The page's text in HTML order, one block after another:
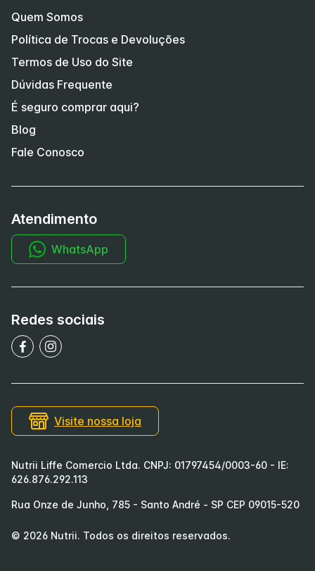
Quem Somos
Política de Trocas e Devoluções
Termos de Uso do Site
Dúvidas Frequente
É seguro comprar aqui?
Blog
Fale Conosco
Atendimento
WhatsApp
Redes sociais
Visite nossa loja
Nutrii Liffe Comercio Ltda. CNPJ: 01797454/0003-60 - IE:
626.876.292.113
Rua Onze de Junho, 785 - Santo André - SP CEP 09015-520
© 2026 Nutrii. Todos os direitos reservados.